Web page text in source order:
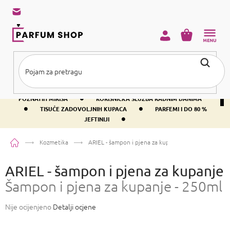
sadržaj
BESPLATNA DOSTAVA IZNAD PRIBLIŽNO 37 € •
400+ SVJETSKI
POZNATIH MIRISA
• KORISNIČKA SLUŽBA RADNIM DANIMA
• TISUĆE ZADOVOLJNIH KUPACA •
PARFEMI I DO 80 %
JEFTINIJI
•
KOŠARICA
PočetnaKozmetika ARIEL - šampon i pjena za kupanje
ARIEL - šampon i pjena za kupanje
Šampon i pjena za kupanje - 250ml
Prosječna
Nije ocijenjeno Detalji ocjene